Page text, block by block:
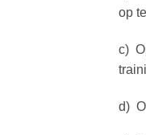
op
c)
d)